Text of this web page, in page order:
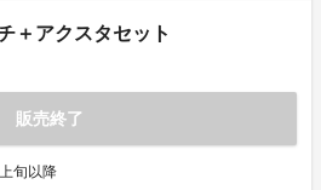
＋アクスタセット
販売終了
旬以降